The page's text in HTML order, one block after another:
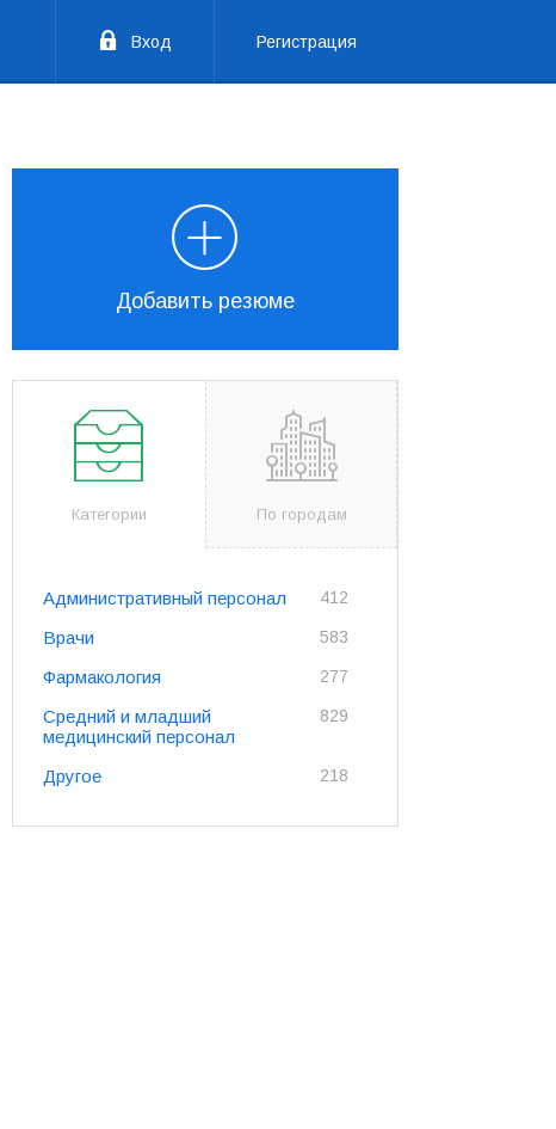
Вход Регистрация
Добавить резюме
Категории По городам
Административный персонал 412
Врачи 583
Фармакология 277
Средний и младший
медицинский персонал
829
Другое 218